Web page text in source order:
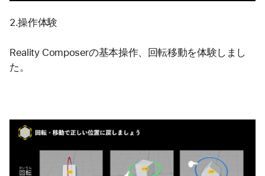
2.操作体験
Reality Composerの基本操作、回転移動を体験しまし
た。